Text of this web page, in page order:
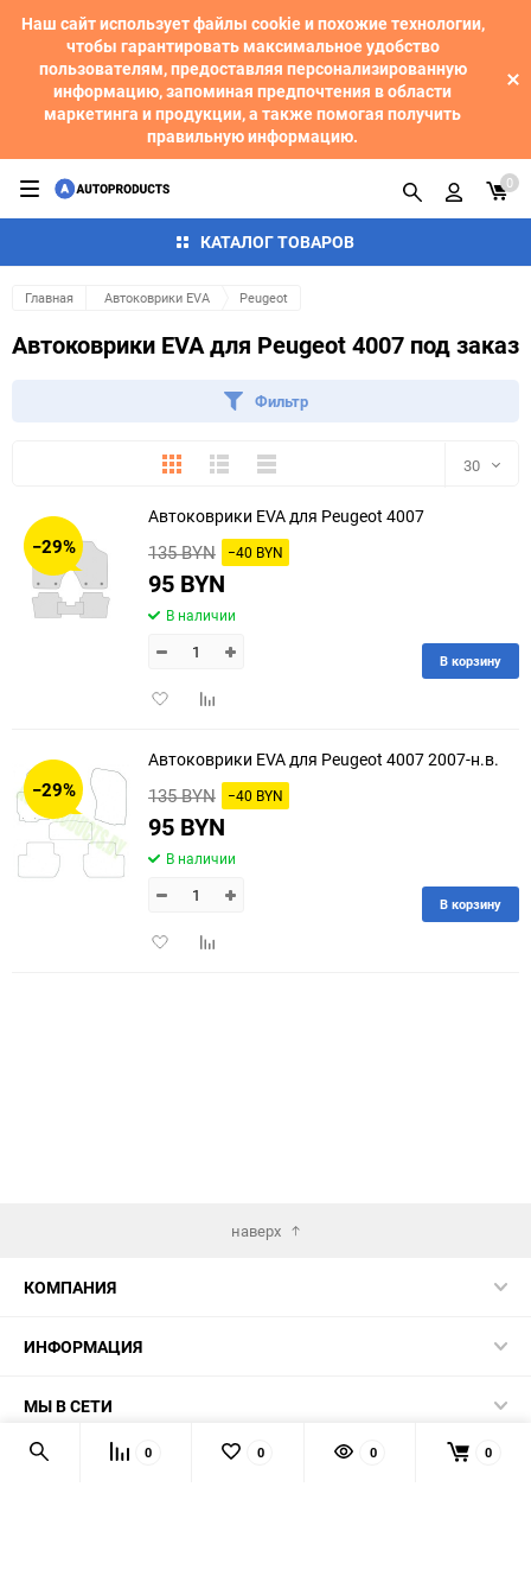
Наш сайт использует файлы cookie и похожие технологии,
чтобы гарантировать максимальное удобство
пользователям, предоставляя персонализированную
информацию, запоминая предпочтения в области
маркетинга и продукции, а также помогая получить
правильную информацию.
КАТАЛОГ ТОВАРОВ
0
Главная Автоковрики EVA Peugeot
Автоковрики EVA для Peugeot 4007 под заказ
Фильтр
ПлиткаПодробноКомпактно 30
150
−29%
Автоковрики EVA для Peugeot 4007
135 BYN −40 BYN
95 BYN
В наличии
ДобавитьДобавить
В корзину
−29%
Автоковрики EVA для Peugeot 4007 2007-н.в.
135 BYN −40 BYN
95 BYN
В наличии
ДобавитьДобавить
В корзину
наверх
КОМПАНИЯ
ИНФОРМАЦИЯ
МЫ В СЕТИ
КОНТАКТЫ
0 0 0 0